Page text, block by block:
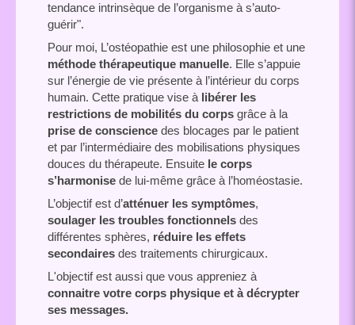
tendance intrinsèque de l’organisme à s’auto-
guérir".
Pour moi, L’ostéopathie est une philosophie et une
méthode thérapeutique manuelle. Elle s’appuie
sur l’énergie de vie présente à l’intérieur du corps
humain. Cette pratique vise à libérer les
restrictions de mobilités du corps grâce à la
prise de conscience des blocages par le patient
et par l’intermédiaire des mobilisations physiques
douces du thérapeute. Ensuite le corps
s’harmonise de lui-même grâce à l’homéostasie.
L’objectif est d’atténuer les symptômes,
soulager les troubles fonctionnels des
différentes sphères, réduire les effets
secondaires des traitements chirurgicaux.
L'objectif est aussi que vous appreniez à
connaitre votre corps physique et à décrypter
ses messages.